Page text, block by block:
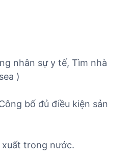
nhân sự y tế, Tìm nhà
)
bố đủ điều kiện sản
xuất trong nước.